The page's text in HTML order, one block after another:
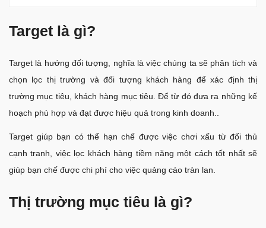
Target là gì?
Target là hướng đối tượng, nghĩa là việc chúng ta sẽ phân tích và
chọn lọc thị trường và đối tượng khách hàng để xác định thị
trường mục tiêu, khách hàng mục tiêu. Để từ đó đưa ra những kế
hoạch phù hợp và đạt được hiệu quả trong kinh doanh..
Target giúp bạn có thể hạn chế được việc chơi xấu từ đối thủ
cạnh tranh, việc lọc khách hàng tiềm năng một cách tốt nhất sẽ
giúp bạn chế được chi phí cho việc quảng cáo tràn lan.
Thị trường mục tiêu là gì?